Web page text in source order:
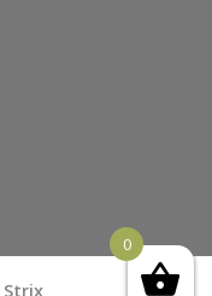
Strix
0